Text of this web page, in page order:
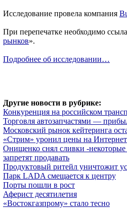
Исследование провела компания
При перепечатке необходимо
рынков».
Подробнее об исследовании…
Другие новости в рубрике:
Конкуренция на российском
Торговля автозапчастями —
Московский рынок кейтеринга
«Стрим» уронил цены на Интернет
Онищенко снял сливки -
запретят продавать
Продуктовый ритейл уничтожит
Парк LADA смещается к центру
Порты пошли в рост
Аферист десятилетия
«Востокгазпрому» стало тесно